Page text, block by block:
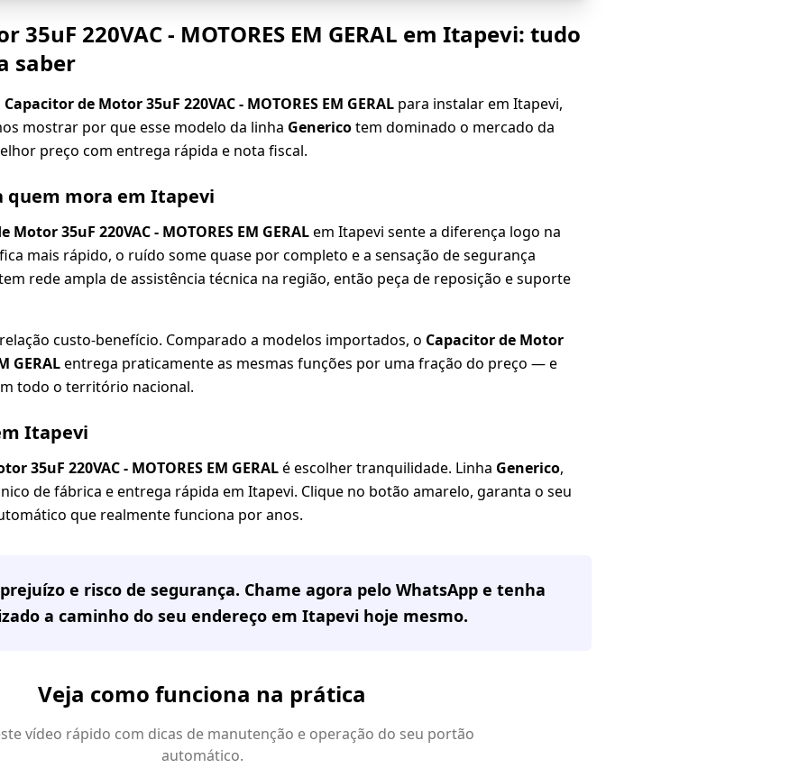
35uF 220VAC - MOTORES EM GERAL em Itapevi: tudo
saber
Capacitor de Motor 35uF 220VAC - MOTORES EM GERAL para instalar em Itapevi,
mostrar por que esse modelo da linha Genericotem dominado o mercado da
preço com entrega rápida e nota fiscal.
quem mora em Itapevi
Motor 35uF 220VAC - MOTORES EM GERALem Itapevi sente a diferença logo na
mais rápido, o ruído some quase por completo e a sensação de segurança
rede ampla de assistência técnica na região, então peça de reposição e suporte
custo-benefício. Comparado a modelos importados, o Capacitor de Motor
GERALentrega praticamente as mesmas funções por uma fração do preço — e
todo o território nacional.
Itapevi
35uF 220VAC - MOTORES EM GERALé escolher tranquilidade. Linha Generico,
de fábrica e entrega rápida em Itapevi. Clique no botão amarelo, garanta o seu
que realmente funciona por anos.
e risco de segurança. Chame agora pelo WhatsApp e tenha
a caminho do seu endereço em Itapevi hoje mesmo.
Veja como funciona na prática
vídeo rápido com dicas de manutenção e operação do seu portão
automático.